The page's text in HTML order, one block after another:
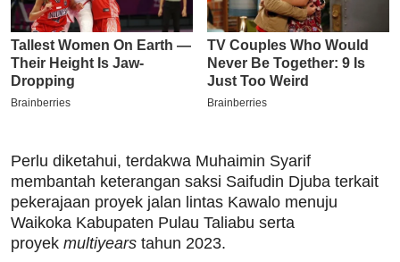
Perlu diketahui, terdakwa Muhaimin Syarif
membantah keterangan saksi Saifudin Djuba terkait
pekerajaan proyek jalan lintas Kawalo menuju
Waikoka Kabupaten Pulau Taliabu serta
proyek multiyears tahun 2023.